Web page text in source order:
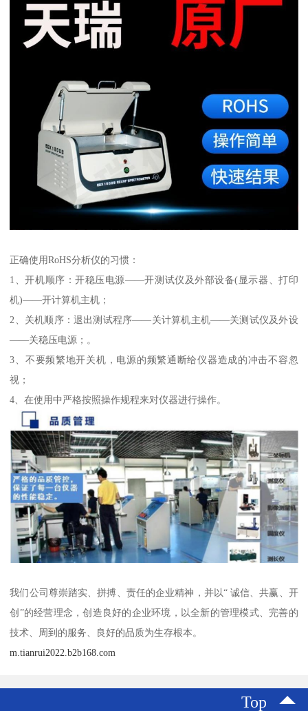
正确使用RoHS分析仪的习惯：
1、开机顺序：开稳压电源——开测试仪及外部设备(显示器、打印
机)——开计算机主机；
2、关机顺序：退出测试程序——关计算机主机——关测试仪及外设
——关稳压电源；。
3、不要频繁地开关机，电源的频繁通断给仪器造成的冲击不容忽
视；
4、在使用中严格按照操作规程来对仪器进行操作。
我们公司尊崇踏实、拼搏、责任的企业精神，并以“ 诚信、共赢、开
创”的经营理念，创造良好的企业环境，以全新的管理模式、完善的
技术、周到的服务、良好的品质为生存根本。
m.tianrui2022.b2b168.com
Top